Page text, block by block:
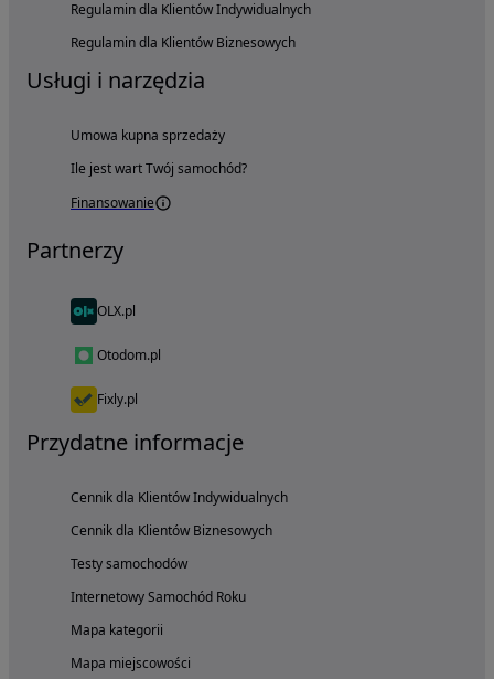
Regulamin dla Klientów Indywidualnych
Regulamin dla Klientów Biznesowych
Usługi i narzędzia
Umowa kupna sprzedaży
Ile jest wart Twój samochód?
Finansowanie
Partnerzy
OLX.pl
Otodom.pl
Fixly.pl
Przydatne informacje
Cennik dla Klientów Indywidualnych
Cennik dla Klientów Biznesowych
Testy samochodów
Internetowy Samochód Roku
Mapa kategorii
Mapa miejscowości